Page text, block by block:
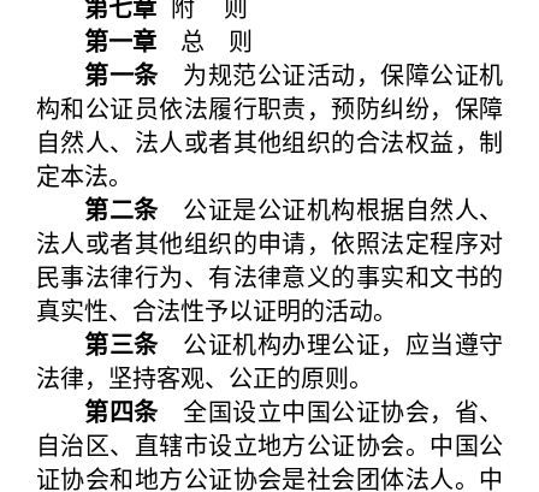
第一章 总 则
第一条为规范公证活动，保障公证机
构和公证员依法履行职责，预防纠纷，保障
自然人、法人或者其他组织的合法权益，制
定本法。
第二条公证是公证机构根据自然人、
法人或者其他组织的申请，依照法定程序对
民事法律行为、有法律意义的事实和文书的
真实性、合法性予以证明的活动。
第三条公证机构办理公证，应当遵守
法律，坚持客观、公正的原则。
第四条全国设立中国公证协会，省、
自治区、直辖市设立地方公证协会。中国公
证协会和地方公证协会是社会团体法人。中